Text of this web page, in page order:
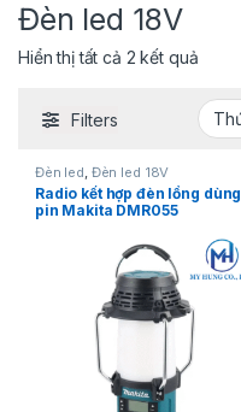
Đèn led 18V
Hiển thị tất cả 2 kết quả
Filters
Đèn led Đèn led 18V
Radio kết hợp đèn lồng dùng
pin Makita DMR055